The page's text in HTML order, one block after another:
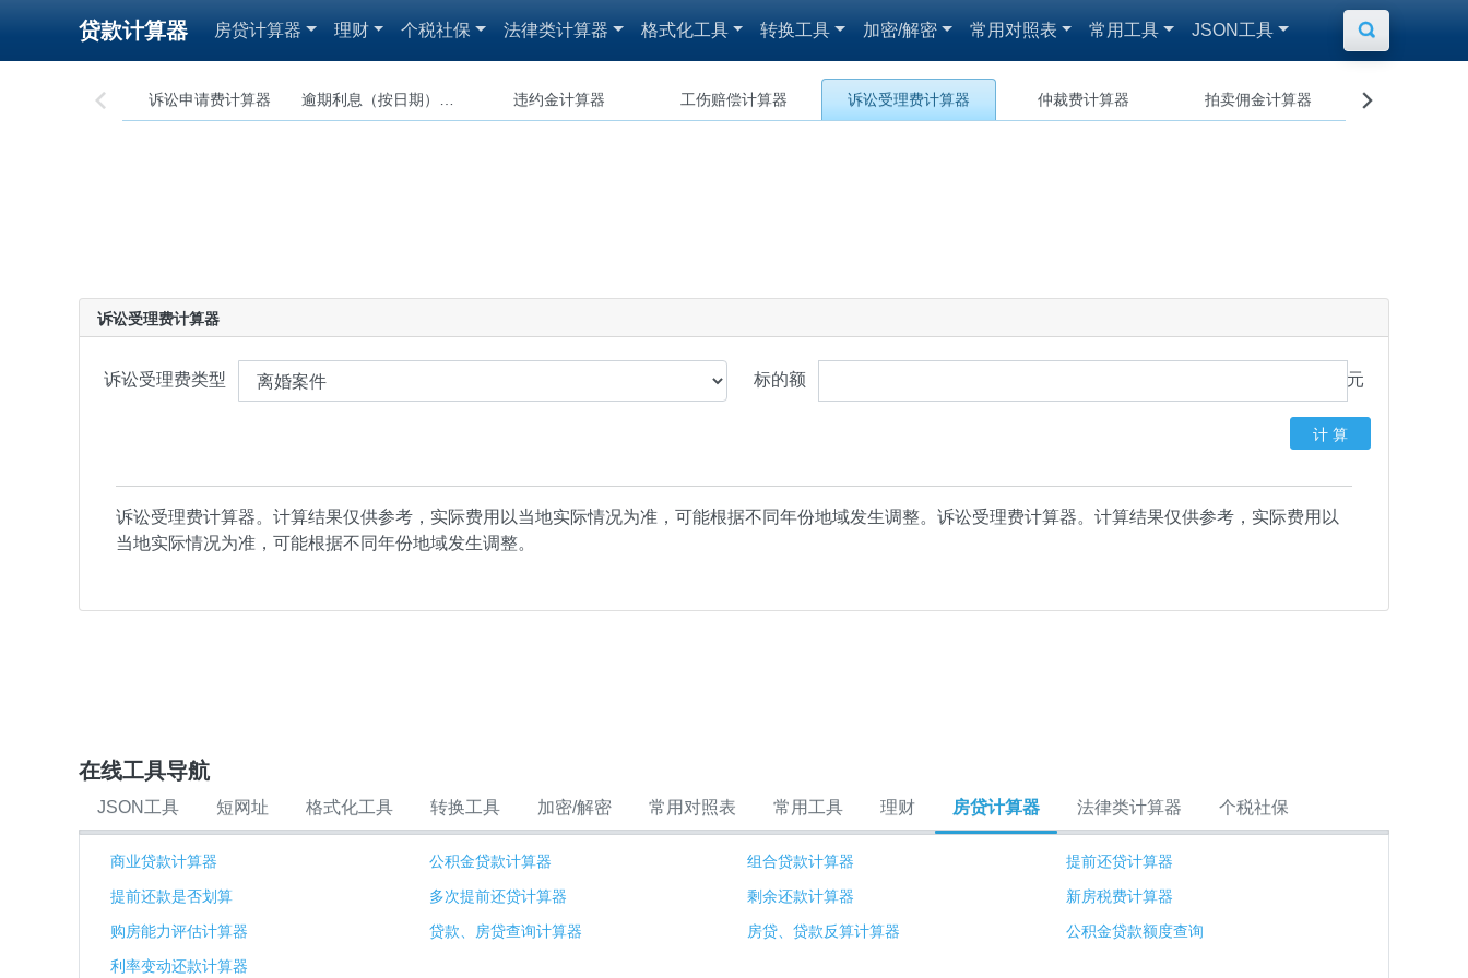
贷款计算器 房贷计算器 理财 个税社保 法律类计算器 格式化工具 转换工具 加密/解密 常用对照表 常用工具 JSON工具 
 诉讼申请费计算器 违约金计算器 工伤赔偿计算器 诉讼受理费计算器 仲裁费计算器 拍卖佣金计算器 
诉讼受理费计算器
诉讼受理费类型 标的额 元
计 算
诉讼受理费计算器。计算结果仅供参考，实际费用以当地实际情况为准，可能根据不同年份地域发生调整。诉讼受理费计算器。计算结果仅供参考，实际费用以
当地实际情况为准，可能根据不同年份地域发生调整。
在线工具导航
JSON工具 短网址 格式化工具 转换工具 加密/解密 常用对照表 常用工具 理财 房贷计算器 法律类计算器 个税社保
商业贷款计算器 公积金贷款计算器 组合贷款计算器
提前还贷计算器
提前还款是否划算
多次提前还贷计算器 剩余还款计算器
新房税费计算器
购房能力评估计算器
贷款、房贷查询计算器 房贷、贷款反算计算器
公积金贷款额度查询
利率变动还款计算器